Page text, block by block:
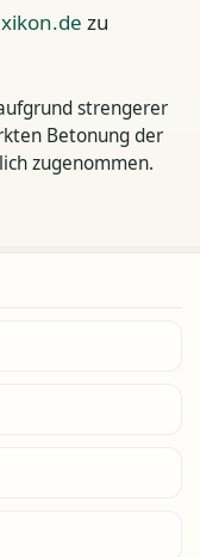
zu
strengerer
Betonung der
zugenommen.